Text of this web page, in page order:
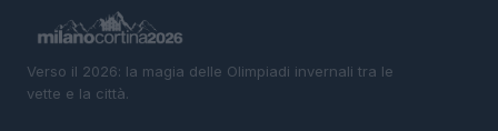
Verso il 2026: la magia delle Olimpiadi invernali tra le
vette e la città.